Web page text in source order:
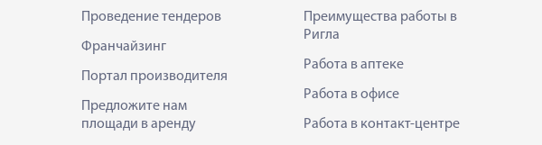
Проведение тендеров
Франчайзинг
Портал производителя
Предложите нам
площади в аренду
Преимущества работы в
Ригла
Работа в аптеке
Работа в офисе
Работа в контакт-центре